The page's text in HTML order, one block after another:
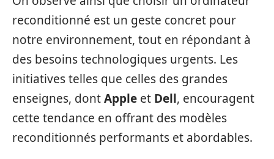
reconditionné est un geste concret pour
notre environnement, tout en répondant à
des besoins technologiques urgents. Les
initiatives telles que celles des grandes
enseignes, dontApple et Dell, encouragent
cette tendance en offrant des modèles
reconditionnés performants et abordables.